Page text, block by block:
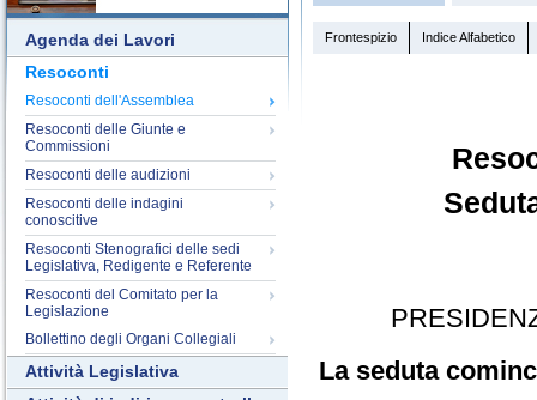
Agenda dei Lavori
Resoconti
Resoconti dell'Assemblea
Resoconti delle Giunte e
Commissioni
Resoconti delle audizioni
Resoconti delle indagini
conoscitive
Resoconti Stenografici delle sedi
Legislativa, Redigente e Referente
Resoconti del Comitato per la
Legislazione
Bollettino degli Organi Collegiali
Attività Legislativa
Frontespizio Indice Alfabetico
La seduta